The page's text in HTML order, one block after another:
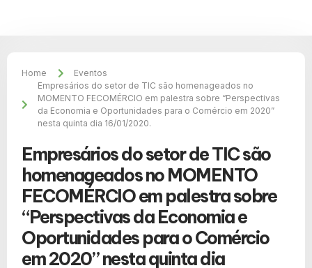
Home
Eventos
Empresários do setor de TIC são homenageados no
MOMENTO FECOMÉRCIO em palestra sobre “Perspectivas
da Economia e Oportunidades para o Comércio em 2020”
nesta quinta dia 16/01/2020.
Empresários do setor de TIC são
homenageados no MOMENTO
FECOMÉRCIO em palestra sobre
“Perspectivas da Economia e
Oportunidades para o Comércio
em 2020” nesta quinta dia